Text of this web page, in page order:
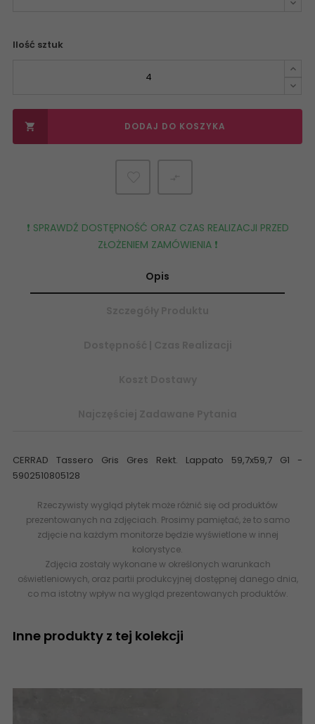
Ilość sztuk
 DODAJ DO KOSZYKA
❗️ SPRAWDŹ DOSTĘPNOŚĆ ORAZ CZAS REALIZACJI PRZED
ZŁOŻENIEM ZAMÓWIENIA ❗️
Opis
CERRAD Tassero Gris Gres Rekt. Lappato 59,7x59,7 G1 -
5902510805128
Rzeczywisty wygląd płytek może różnić się od produktów
prezentowanych na zdjęciach. Prosimy pamiętać, że to samo
zdjęcie na każdym monitorze będzie wyświetlone w innej
kolorystyce.
Zdjęcia zostały wykonane w określonych warunkach
oświetleniowych, oraz partii produkcyjnej dostępnej danego dnia,
co ma istotny wpływ na wygląd prezentowanych produktów.
Inne produkty z tej kolekcji